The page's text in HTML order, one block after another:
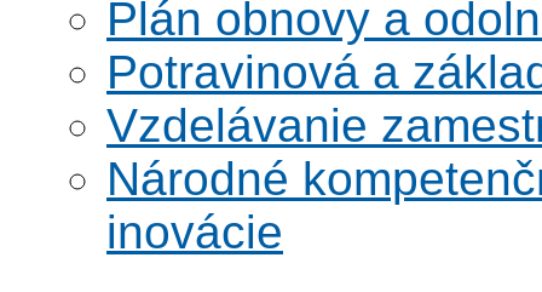
Plán obnovy a
Potravinová a
Vzdelávanie
Národné
inovácie